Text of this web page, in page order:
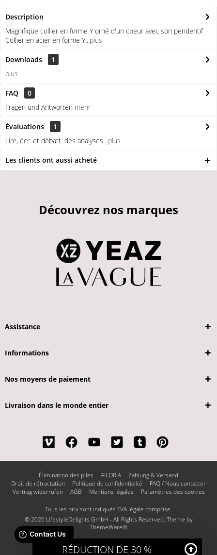
Description
Magnifique collier en forme Y orné d'un coeur avec son pendentif
Collier en acier en forme Y...plus
Downloads
1
plus
FAQ
0
Fragen und Antworten mehr
Évaluations
1
Lire, écr. et débatt. des analyses…plus
Les clients ont aussi acheté
Découvrez nos marques
Assistance
Informations
Nos moyens de paiement
Livraison dans le monde entier
Élimination des piles AILORIA
Zahlung & Versand
Droit de rétractation
Politique de confidentialité
FAQ / Nous contacter
Vertrag widerrufen
AGB Mentions légales Paramètres des cookies
Tous les prix sont indiqués TVA légale comprise.
© 2026 LifestyleDelights GmbH - All Rights Reserved. Theme by
ThemeWare®
RÉDUCTION DE 30 %